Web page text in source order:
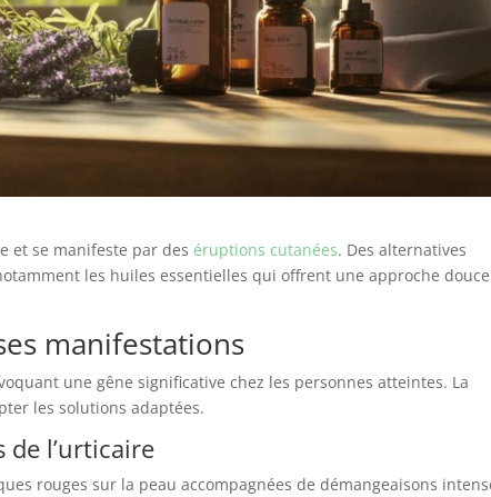
et se manifeste par des éruptions cutanées. Des alternatives
les huiles essentielles qui offrent une approche
manifestations
une gêne significative chez les personnes atteintes. La
les solutions adaptées.
de l’urticaire
rouges sur la peau accompagnées de démangeaisons